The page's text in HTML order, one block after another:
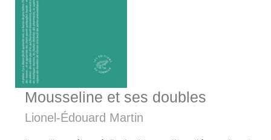
Mousseline et ses doubles
Lionel-Édouard Martin